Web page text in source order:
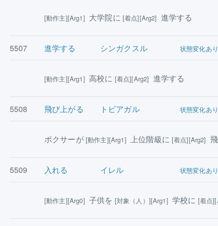
[動作主][Arg1] 大学院に [着点][Arg2] 進学する
5507 進学する シンガクスル 状態変化あり
[動作主][Arg1] 高校に [着点][Arg2] 進学する
5508 飛び上がる トビアガル 状態変化あり
ボクサーが [動作主][Arg1] 上位階級に[着点][Arg2]
5509 入れる イレル 状態変化あり
[動作主][Arg0] 子供を [対象（人）][Arg1] 学校に [着点